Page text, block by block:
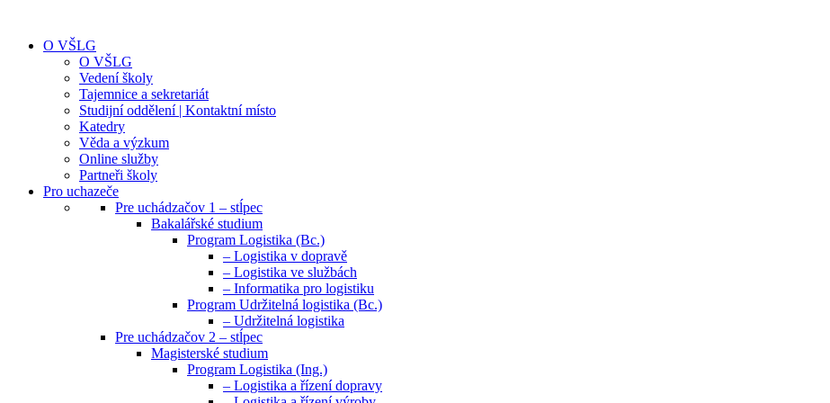
O VŠLG
O VŠLG
Vedení školy
Tajemnice a sekretariát
Studijní oddělení | Kontaktní místo
Katedry
Věda a výzkum
Online služby
Partneři školy
Pro uchazeče
Pre uchádzačov 1 – stĺpec
Bakalářské studium
Program Logistika (Bc.)
– Logistika v dopravě
– Logistika ve službách
– Informatika pro logistiku
Program Udržitelná logistika (Bc.)
– Udržitelná logistika
Pre uchádzačov 2 – stĺpec
Magisterské studium
Program Logistika (Ing.)
– Logistika a řízení dopravy